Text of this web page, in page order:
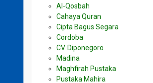
Al-Qosbah
Cahaya Quran
Cipta Bagus Segara
Cordoba
CV. Diponegoro
Madina
Maghfirah Pustaka
Pustaka Mahira